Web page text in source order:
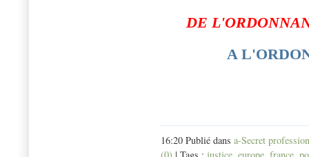
DE
A
16:20 Publié dans a-Secret